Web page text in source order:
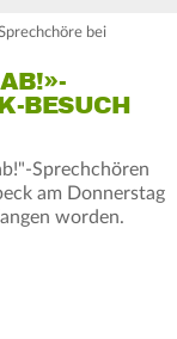
bei
BESUCH
Sprechchören
am Donnerstag
worden.